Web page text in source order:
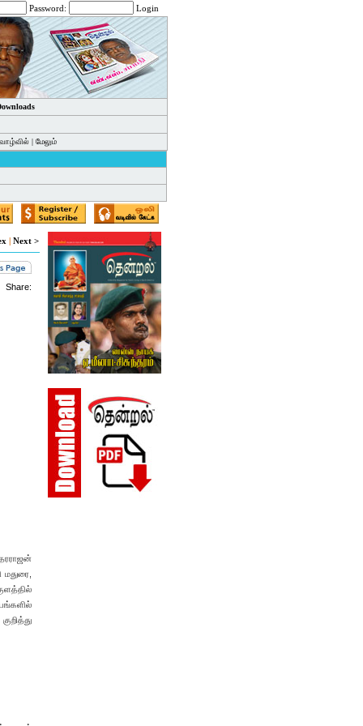
Password: Login
| மேலும்
| Next >
Share: